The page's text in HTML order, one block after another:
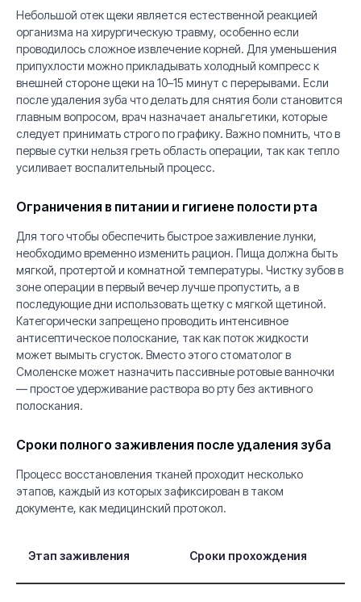
Небольшой отек щеки является естественной реакцией
организма на хирургическую травму, особенно если
проводилось сложное извлечение корней. Для уменьшения
припухлости можно прикладывать холодный компресс к
внешней стороне щеки на 10–15 минут с перерывами. Если
после удаления зуба что делать для снятия боли становится
главным вопросом, врач назначает анальгетики, которые
следует принимать строго по графику. Важно помнить, что в
первые сутки нельзя греть область операции, так как тепло
усиливает воспалительный процесс.
Ограничения в питании и гигиене полости рта
Для того чтобы обеспечить быстрое заживление лунки,
необходимо временно изменить рацион. Пища должна быть
мягкой, протертой и комнатной температуры. Чистку зубов в
зоне операции в первый вечер лучше пропустить, а в
последующие дни использовать щетку с мягкой щетиной.
Категорически запрещено проводить интенсивное
антисептическое полоскание, так как поток жидкости
может вымыть сгусток. Вместо этого стоматолог в
Смоленске может назначить пассивные ротовые ванночки
— простое удерживание раствора во рту без активного
полоскания.
Сроки полного заживления после удаления зуба
Процесс восстановления тканей проходит несколько
этапов, каждый из которых зафиксирован в таком
документе, как медицинский протокол.
Этап заживления Сроки прохождения